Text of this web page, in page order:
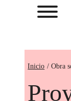
Inicio